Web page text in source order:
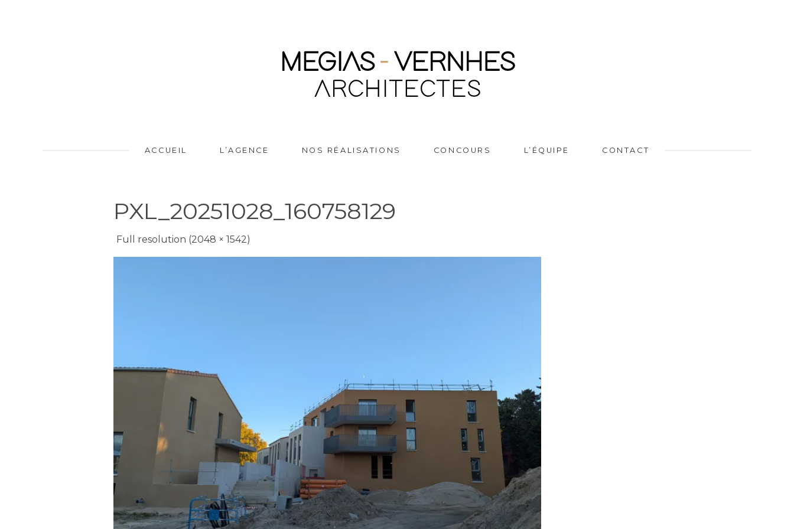
ACCUEIL L’AGENCE NOS RÉALISATIONS CONCOURS L’ÉQUIPE CONTACT
PXL_20251028_160758129
Full resolution (2048 × 1542)